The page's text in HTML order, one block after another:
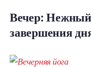
Вечер:
завершения